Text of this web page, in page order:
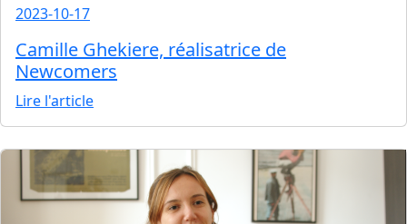
2023-10-17
Camille Ghekiere, réalisatrice de
Newcomers
Lire l'article